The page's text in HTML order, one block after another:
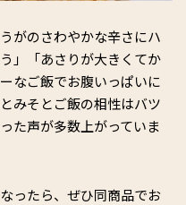
がのさわやかな辛さにハ
」「あさりが大きくてか
なご飯でお腹いっぱいに
みそとご飯の相性はバツ
声が多数上がっていま
ったら、ぜひ同商品でお